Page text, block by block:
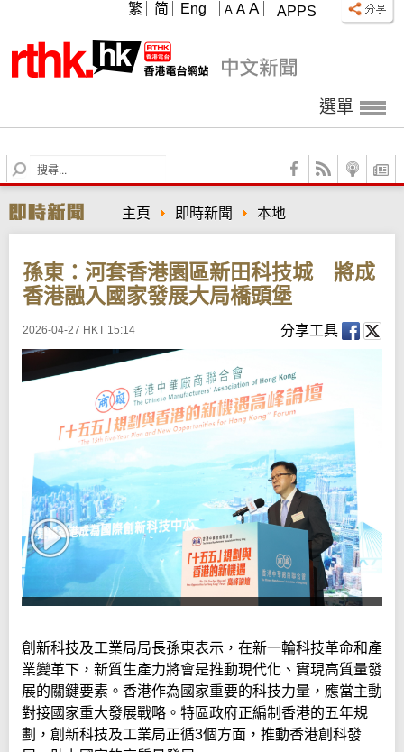
APPS
A A A
繁 简 Eng
選單
S
e
r
c
主頁 即時新聞 本地
孫東：河套香港園區新田科技城 將成
香港融入國家發展大局橋頭堡
2026-04-27 HKT 15:14 分享工具
創新科技及工業局局長孫東表示，在新一輪科技革命和產
業變革下，新質生產力將會是推動現代化、實現高質量發
展的關鍵要素。香港作為國家重要的科技力量，應當主動
對接國家重大發展戰略。特區政府正編制香港的五年規
劃，創新科技及工業局正循3個方面，推動香港創科發